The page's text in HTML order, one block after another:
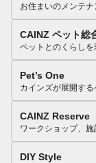
お住まいのメンテ
CAINZ ペット総
ペットとのくらし
Pet’s One
カインズが展開す
CAINZ Reserve
ワークショップ、
DIY Style